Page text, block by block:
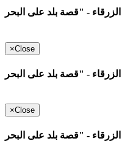
×Close
×Close